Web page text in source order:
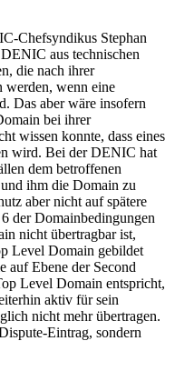
Chefsyndikus Stephan
aus technischen
die nach ihrer
wenn eine
Das aber wäre insofern
bei ihrer
wissen konnte, dass eines
wird. Bei der DENIC hat
dem betroffenen
ihm die Domain zu
aber nicht auf spätere
der Domainbedingungen
nicht übertragbar ist,
Level Domain gebildet
auf Ebene der Second
Level Domain entspricht,
aktiv für sein
nicht mehr übertragen.
Eintrag, sondern